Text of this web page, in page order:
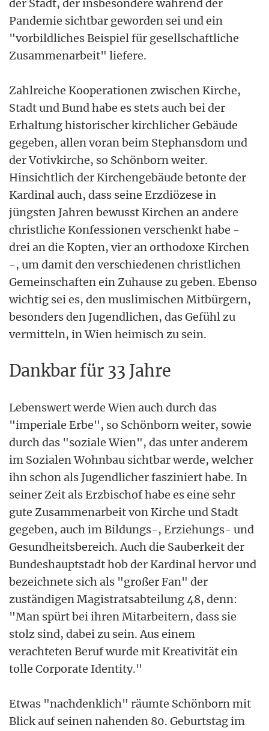
der Stadt, der insbesondere während der
Pandemie sichtbar geworden sei und ein
"vorbildliches Beispiel für gesellschaftliche
Zusammenarbeit" liefere.
Zahlreiche Kooperationen zwischen Kirche,
Stadt und Bund habe es stets auch bei der
Erhaltung historischer kirchlicher Gebäude
gegeben, allen voran beim Stephansdom und
der Votivkirche, so Schönborn weiter.
Hinsichtlich der Kirchengebäude betonte der
Kardinal auch, dass seine Erzdiözese in
jüngsten Jahren bewusst Kirchen an andere
christliche Konfessionen verschenkt habe -
drei an die Kopten, vier an orthodoxe Kirchen
-, um damit den verschiedenen christlichen
Gemeinschaften ein Zuhause zu geben. Ebenso
wichtig sei es, den muslimischen Mitbürgern,
besonders den Jugendlichen, das Gefühl zu
vermitteln, in Wien heimisch zu sein.
Dankbar für 33 Jahre
Lebenswert werde Wien auch durch das
"imperiale Erbe", so Schönborn weiter, sowie
durch das "soziale Wien", das unter anderem
im Sozialen Wohnbau sichtbar werde, welcher
ihn schon als Jugendlicher fasziniert habe. In
seiner Zeit als Erzbischof habe es eine sehr
gute Zusammenarbeit von Kirche und Stadt
gegeben, auch im Bildungs-, Erziehungs- und
Gesundheitsbereich. Auch die Sauberkeit der
Bundeshauptstadt hob der Kardinal hervor und
bezeichnete sich als "großer Fan" der
zuständigen Magistratsabteilung 48, denn:
"Man spürt bei ihren Mitarbeitern, dass sie
stolz sind, dabei zu sein. Aus einem
verachteten Beruf wurde mit Kreativität ein
tolle Corporate Identity."
Etwas "nachdenklich" räumte Schönborn mit
Blick auf seinen nahenden 80. Geburtstag im